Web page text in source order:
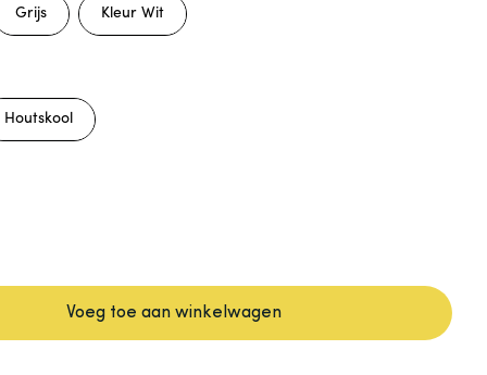
Grijs Kleur Wit
Houtskool
Voeg toe aan winkelwagen